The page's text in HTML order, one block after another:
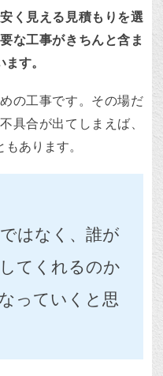
く見える見積もりを選
な工事がきちんと含ま
す。
の工事です。その場だ
具合が出てしまえば、
あります。
はなく、誰が
てくれるのか
っていくと思